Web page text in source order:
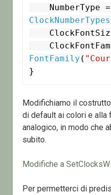
ClockNumberTypes
FontFamily (
Modifichiamo il
di default ai colori e alla
analogico, in modo che
subito.
Modifiche a
Per permetterci di